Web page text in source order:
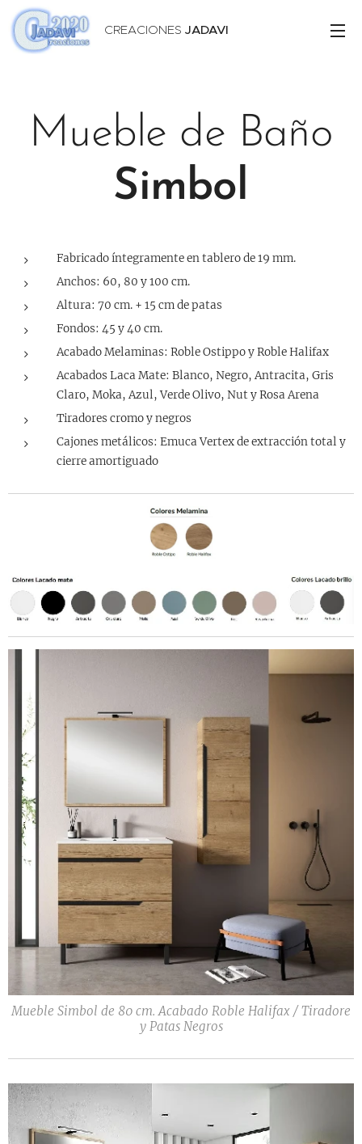
CREACIONES JADAVI
Mueble de Baño
Simbol
Fabricado íntegramente en tablero de 19 mm.
Anchos: 60, 80 y 100 cm.
Altura: 70 cm. + 15 cm de patas
Fondos: 45 y 40 cm.
Acabado Melaminas: Roble Ostippo y Roble Halifax
Acabados Laca Mate: Blanco, Negro, Antracita, Gris
Claro, Moka, Azul, Verde Olivo, Nut y Rosa Arena
Tiradores cromo y negros
Cajones metálicos: Emuca Vertex de extracción total y
cierre amortiguado
Mueble Simbol de 80 cm. Acabado Roble Halifax / Tiradore
y Patas Negros